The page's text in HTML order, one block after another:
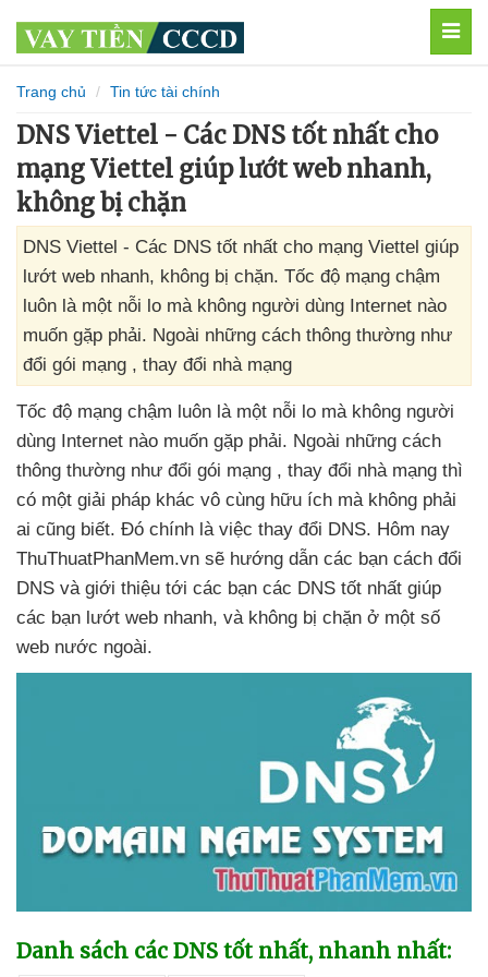
Trang chủ Tin tức tài chính
DNS Viettel - Các DNS tốt nhất cho
mạng Viettel giúp lướt web nhanh,
không bị chặn
DNS Viettel - Các DNS tốt nhất cho mạng Viettel giúp
lướt web nhanh, không bị chặn. Tốc độ mạng chậm
luôn là một nỗi lo mà không người dùng Internet nào
muốn gặp phải. Ngoài những cách thông thường như
đổi gói mạng , thay đổi nhà mạng
Tốc độ mạng chậm luôn là một nỗi lo mà không người
dùng Internet nào muốn gặp phải. Ngoài những cách
thông thường như đổi gói mạng , thay đổi nhà mạng thì
có một giải pháp khác vô cùng hữu ích mà không phải
ai cũng biết. Đó chính là việc thay đổi DNS. Hôm nay
ThuThuatPhanMem.vn sẽ hướng dẫn các bạn cách đổi
DNS và giới thiệu tới các bạn các DNS tốt nhất giúp
các bạn lướt web nhanh, và không bị chặn ở một số
web nước ngoài.
Danh sách các DNS tốt nhất, nhanh nhất: